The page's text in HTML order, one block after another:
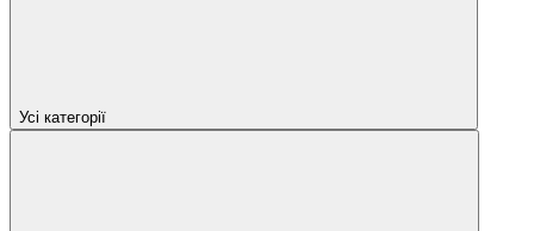
Усі категорії